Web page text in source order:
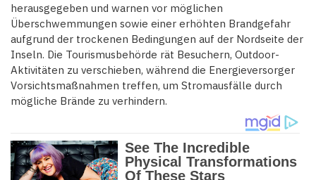
herausgegeben und warnen vor möglichen
Überschwemmungen sowie einer erhöhten Brandgefahr
aufgrund der trockenen Bedingungen auf der Nordseite der
Inseln. Die Tourismusbehörde rät Besuchern, Outdoor-
Aktivitäten zu verschieben, während die Energieversorger
Vorsichtsmaßnahmen treffen, um Stromausfälle durch
mögliche Brände zu verhindern.